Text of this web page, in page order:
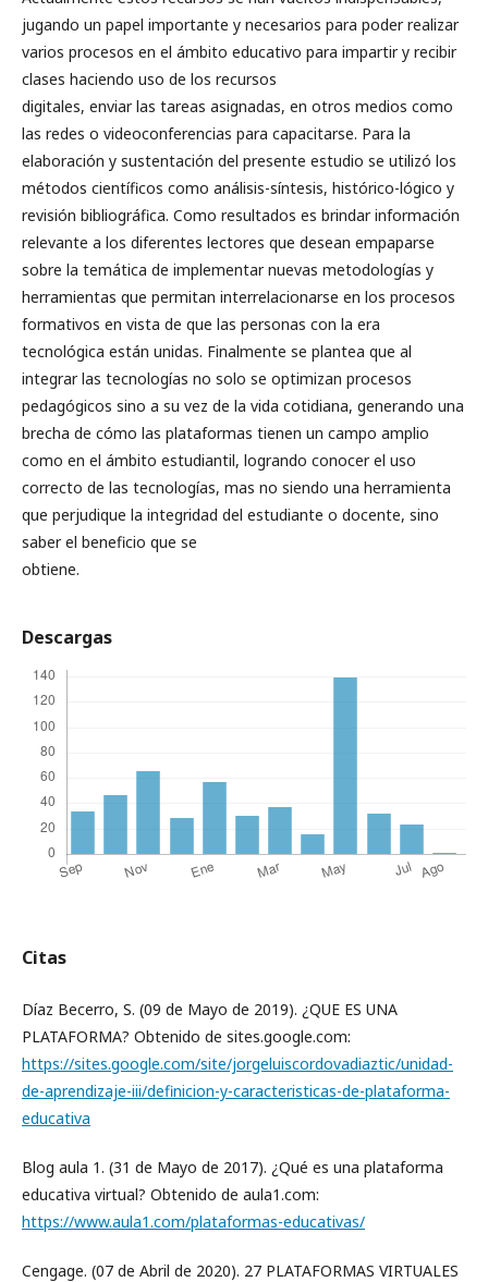
jugando un papel importante y necesarios para poder realizar
varios procesos en el ámbito educativo para impartir y recibir
clases haciendo uso de los recursos
digitales, enviar las tareas asignadas, en otros medios como
las redes o videoconferencias para capacitarse. Para la
elaboración y sustentación del presente estudio se utilizó los
métodos científicos como análisis-síntesis, histórico-lógico y
revisión bibliográfica. Como resultados es brindar información
relevante a los diferentes lectores que desean empaparse
sobre la temática de implementar nuevas metodologías y
herramientas que permitan interrelacionarse en los procesos
formativos en vista de que las personas con la era
tecnológica están unidas. Finalmente se plantea que al
integrar las tecnologías no solo se optimizan procesos
pedagógicos sino a su vez de la vida cotidiana, generando una
brecha de cómo las plataformas tienen un campo amplio
como en el ámbito estudiantil, logrando conocer el uso
correcto de las tecnologías, mas no siendo una herramienta
que perjudique la integridad del estudiante o docente, sino
saber el beneficio que se
obtiene.
Descargas
Citas
Díaz Becerro, S. (09 de Mayo de 2019). ¿QUE ES UNA
PLATAFORMA? Obtenido de sites.google.com:
https://sites.google.com/site/jorgeluiscordovadiaztic/unidad-
de-aprendizaje-iii/definicion-y-caracteristicas-de-plataforma-
educativa
Blog aula 1. (31 de Mayo de 2017). ¿Qué es una plataforma
educativa virtual? Obtenido de aula1.com:
https://www.aula1.com/plataformas-educativas/
Cengage. (07 de Abril de 2020). 27 PLATAFORMAS VIRTUALES